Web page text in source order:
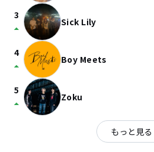
3
arrow_drop_up Sick Lily
4
arrow_drop_up Boy Meets
5
arrow_drop_up Zoku
もっと見る